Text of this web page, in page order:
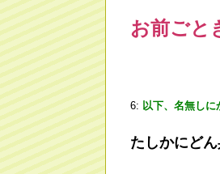
お前ごと
6: 以下、名無し
たしかにど